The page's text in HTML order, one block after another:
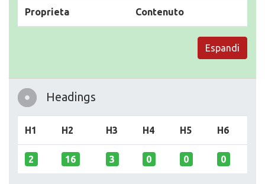
Proprieta Contenuto
Espandi
Headings
H1 H2 H3 H4 H5 H6
2 16 3 0 0 0